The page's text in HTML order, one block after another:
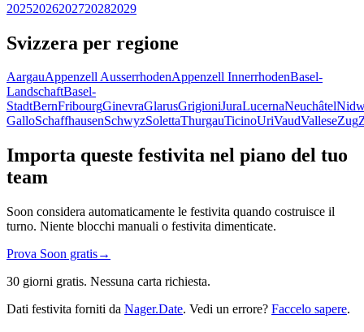
20252026202720282029
Svizzera per regione
AargauAppenzell AusserrhodenAppenzell InnerrhodenBasel-
LandschaftBasel-
StadtBernFribourgGinevraGlarusGrigioniJuraLucernaNeuchâtel
GalloSchaffhausenSchwyzSolettaThurgauTicinoUriVaudValleseZug
Importa queste festivita nel piano del tuo
team
Soon considera automaticamente le festivita quando costruisce il
turno. Niente blocchi manuali o festivita dimenticate.
Prova Soon gratis→
30 giorni gratis. Nessuna carta richiesta.
Dati festivita forniti da Nager.Date. Vedi un errore? Faccelo sapere.